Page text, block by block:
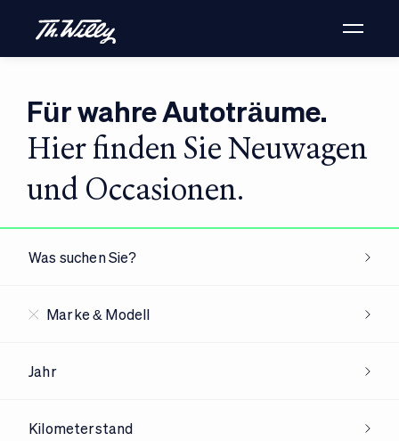
Für wahre Autoträume.
Hier finden Sie Neuwagen
und Occasionen.
Was suchen Sie?
Marke & Modell
Jahr
Kilometerstand